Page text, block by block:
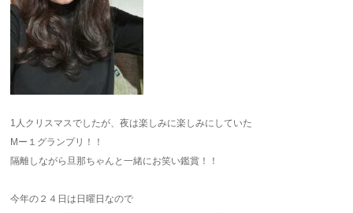
1人クリスマスでしたが、夜は楽しみに楽しみにしていた
Mー１グランプリ！！
隔離しながら旦那ちゃんと一緒にお笑い鑑賞！！
今年の２４日は日曜日なので